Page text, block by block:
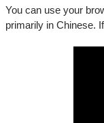
You can use your
primarily in Chinese.
荒謬的，而音樂劇
來帶給觀眾一點點的
場音樂劇 《我在詐